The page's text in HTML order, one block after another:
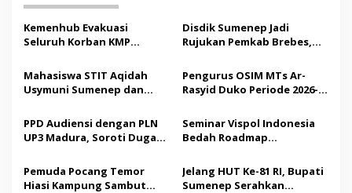
g
a
i
o
s
Kemenhub Evakuasi
Seluruh Korban KMP
Operator Diaudit
Disdik Sumenep Jadi
Rujukan Pemkab Brebes,
Pendidikan Berbasis
Budaya
Mahasiswa STIT Aqidah
Usymuni Sumenep dan
Jenazah WNI Asal Aceh di
Malaysia
Pengurus OSIM MTs Ar-
Rasyid Duko Periode 2026-
PPD Audiensi dengan PLN
UP3 Madura, Soroti Dugaan
Listrik Desa di Sumenep
Seminar Vispol Indonesia
Bedah Roadmap
Pendidikan dan Hilirisasi
Jadi Kunci
Pemuda Pocang Temor
Hiasi Kampung Sambut
Jelang HUT Ke-81 RI, Bupati
Sumenep Serahkan